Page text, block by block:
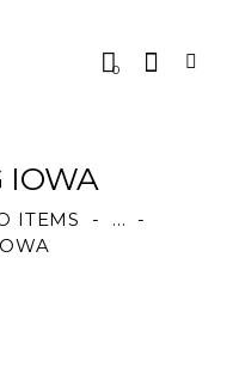
0
IOWA
ITEMS
...